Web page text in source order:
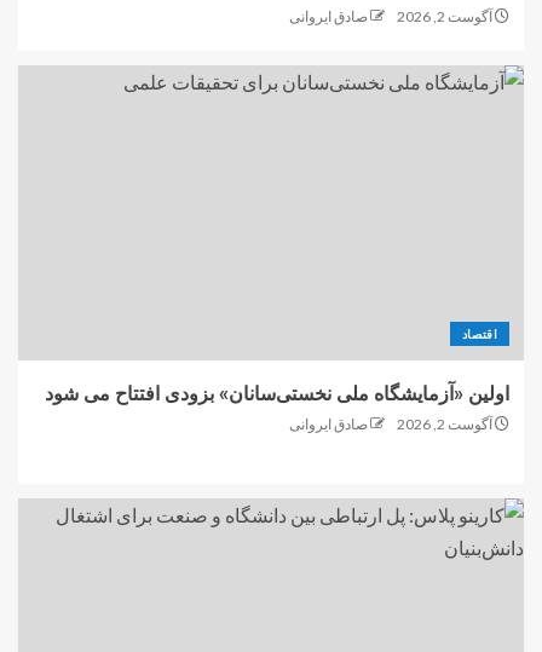
آگوست 2, 2026 صادق ایروانی
اقتصاد
اولین «آزمایشگاه ملی نخستی‌سانان» بزودی افتتاح می شود
آگوست 2, 2026 صادق ایروانی